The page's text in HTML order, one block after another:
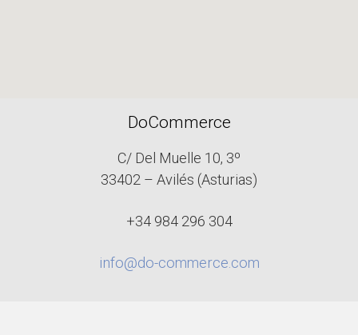
DoCommerce
C/ Del Muelle 10, 3º
33402 – Avilés (Asturias)
+34 984 296 304
info@do-commerce.com